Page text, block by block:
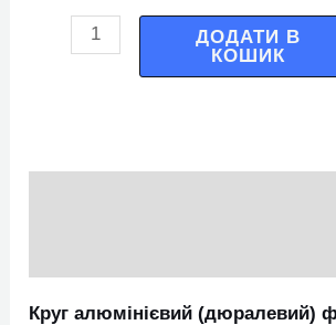
ДОДАТИ В
КОШИК
Круг алюмінієвий (дюралевий)